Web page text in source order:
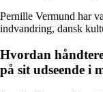
Pernille Vermund har
indvandring, dansk
Hvordan
på sit udseende i